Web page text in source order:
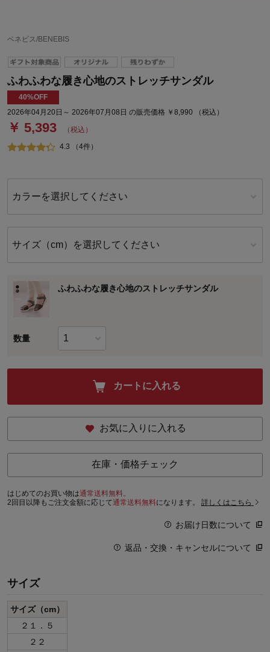
ベネビス/BENEBIS
ふわふわな履き心地のストレッチサンダル
40%OFF
2026年04月20日～ 2026年07月08日 の販売価格 ￥8,990 （税込）
￥ 5,393 （税込）
4.3 （4件）
カラーを選択してください
サイズ（cm）を選択してください
ふわふわな履き心地のストレッチサンダル
数量
カートに入れる
お気に入りに入れる
在庫・価格チェック
はじめてのお買い物は通常送料無料。
2回目以降もご注文金額に応じて通常送料無料になります。 詳しくはこちら
お届け日数について
返品・交換・キャンセルについて
サイズ
サイズ（cm）
２１．５
２２